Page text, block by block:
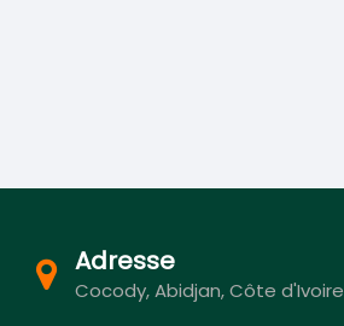
Adresse
Cocody, Abidjan, Côte d'Ivoire